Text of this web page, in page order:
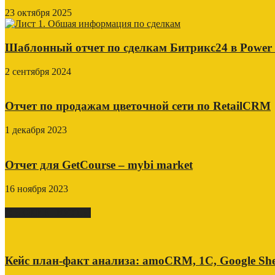
23 октября 2025
Шаблонный отчет по сделкам Битрикс24 в
2 сентября 2024
Отчет по продажам цветочной сети по RetailCRM
1 декабря 2023
Отчет для GetCourse – mybi market
16 ноября 2023
Кейс план-факт анализа: amoCRM, 1C, Google